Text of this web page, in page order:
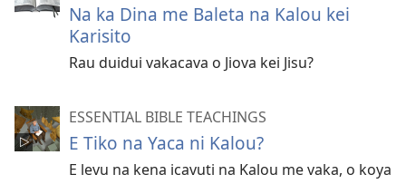
Na ka Dina me Baleta na Kalou kei
Karisito
Rau duidui vakacava o Jiova kei Jisu?
ESSENTIAL BIBLE TEACHINGS
E Tiko na Yaca ni Kalou?
E levu na kena icavuti na Kalou me vaka, o koya